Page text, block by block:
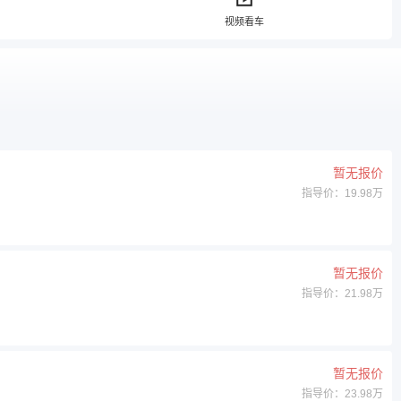
视频看车
暂无报价
指导价：19.98万
暂无报价
指导价：21.98万
暂无报价
指导价：23.98万